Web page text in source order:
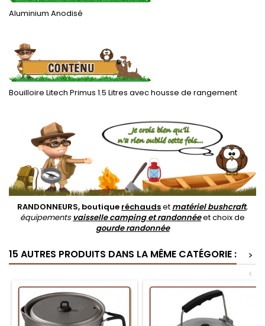
Aluminium Anodisé
.
Bouilloire Litech Primus 1.5 Litres avec housse de rangement
.
RANDONNEURS, boutique réchaudset matériel bushcraft,
équipements vaisselle camping et randonnéeet choix de
gourde randonnée
15 AUTRES PRODUITS DANS LA MÊME CATÉGORIE :
>
<